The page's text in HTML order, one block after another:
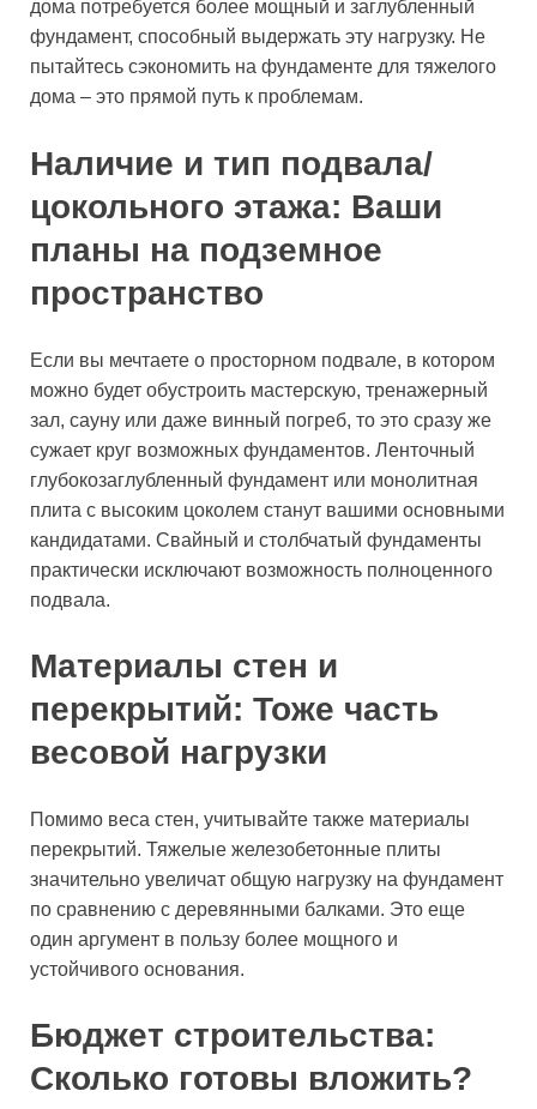
дома потребуется более мощный и заглубленный
фундамент, способный выдержать эту нагрузку. Не
пытайтесь сэкономить на фундаменте для тяжелого
дома – это прямой путь к проблемам.
Наличие и тип подвала/
цокольного этажа: Ваши
планы на подземное
пространство
Если вы мечтаете о просторном подвале, в котором
можно будет обустроить мастерскую, тренажерный
зал, сауну или даже винный погреб, то это сразу же
сужает круг возможных фундаментов. Ленточный
глубокозаглубленный фундамент или монолитная
плита с высоким цоколем станут вашими основными
кандидатами. Свайный и столбчатый фундаменты
практически исключают возможность полноценного
подвала.
Материалы стен и
перекрытий: Тоже часть
весовой нагрузки
Помимо веса стен, учитывайте также материалы
перекрытий. Тяжелые железобетонные плиты
значительно увеличат общую нагрузку на фундамент
по сравнению с деревянными балками. Это еще
один аргумент в пользу более мощного и
устойчивого основания.
Бюджет строительства:
Сколько готовы вложить?